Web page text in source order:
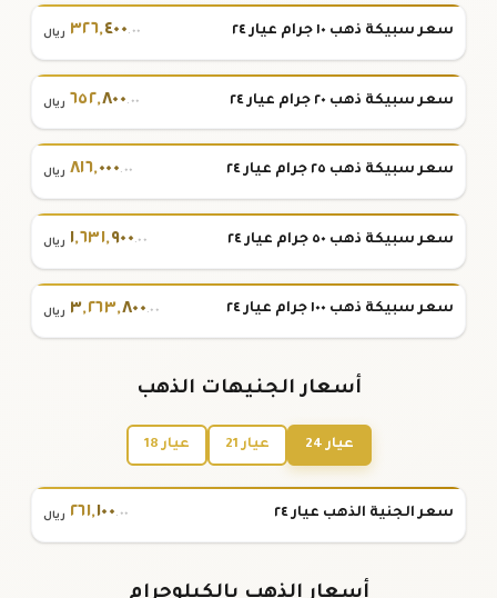
سعر سبيكة ذهب ١٠ جرام عيار ٢٤ ٣٢٦,٤٠٠.٠٠ ريال
سعر سبيكة ذهب ٢٠ جرام عيار ٢٤ ٦٥٢,٨٠٠.٠٠ ريال
سعر سبيكة ذهب ٢٥ جرام عيار ٢٤ ٨١٦,٠٠٠.٠٠ ريال
سعر سبيكة ذهب ٥٠ جرام عيار ٢٤ ١,٦٣١,٩٠٠.٠٠ ريال
سعر سبيكة ذهب ١٠٠ جرام عيار ٢٤ ٣,٢٦٣,٨٠٠.٠٠ ريال
أسعار الجنيهات الذهب
عيار 24 عيار 21 عيار 18
سعر الجنية الذهب عيار ٢٤ ٢٦١,١٠٠.٠٠ ريال